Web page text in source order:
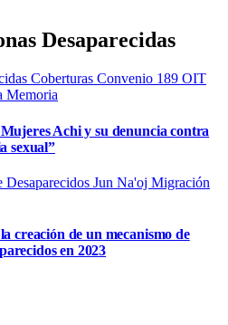
Desaparecidas
Coberturas Convenio 189 OIT
Memoria
Achi y su denuncia contra
sexual”
Desaparecidos Jun Na'oj Migración
creación de un mecanismo de
en 2023